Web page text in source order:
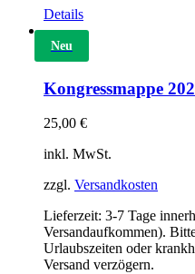
Details
Neu
Kongressmappe
25,00 €
inkl. MwSt.
zzgl. Versandkosten
Lieferzeit: 3-7 Tage
Versandaufkommen).
Urlaubszeiten oder
Versand verzögern.